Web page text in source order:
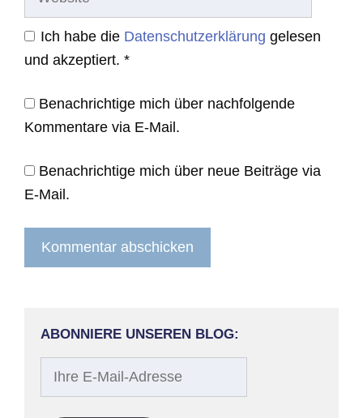
Ich habe die Datenschutzerklärung gelesen
und akzeptiert. *
Benachrichtige mich über nachfolgende
Kommentare via E-Mail.
Benachrichtige mich über neue Beiträge via
E-Mail.
ABONNIERE UNSEREN BLOG: